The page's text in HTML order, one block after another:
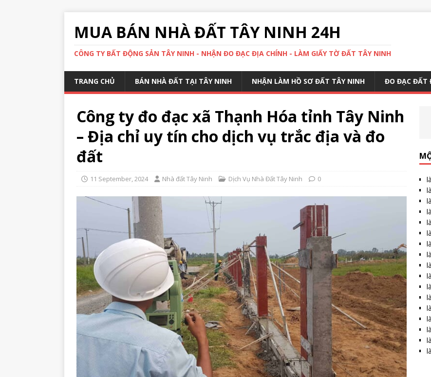
MUA BÁN NHÀ ĐẤT TÂY NINH 24H
CÔNG TY BẤT ĐỘNG SẢN TÂY NINH - NHẬN ĐO ĐẠC ĐỊA CHÍNH - LÀM GIẤY TỜ ĐẤT TÂY NINH
TRANG CHỦ BÁN NHÀ ĐẤT TẠI TÂY NINH NHẬN LÀM HỒ SƠ ĐẤT TÂY NINH ĐO ĐẠC ĐẤT
Công ty đo đạc xã Thạnh Hóa tỉnh Tây Ninh
– Địa chỉ uy tín cho dịch vụ trắc địa và đo
đất
11 September, 2024 Nhà đất Tây Ninh Dịch Vụ Nhà Đất Tây Ninh 0